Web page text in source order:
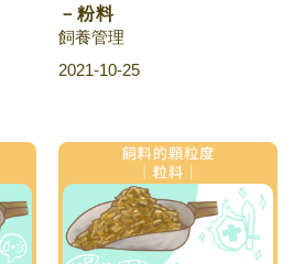
－粉料
飼養管理
2021-10-25